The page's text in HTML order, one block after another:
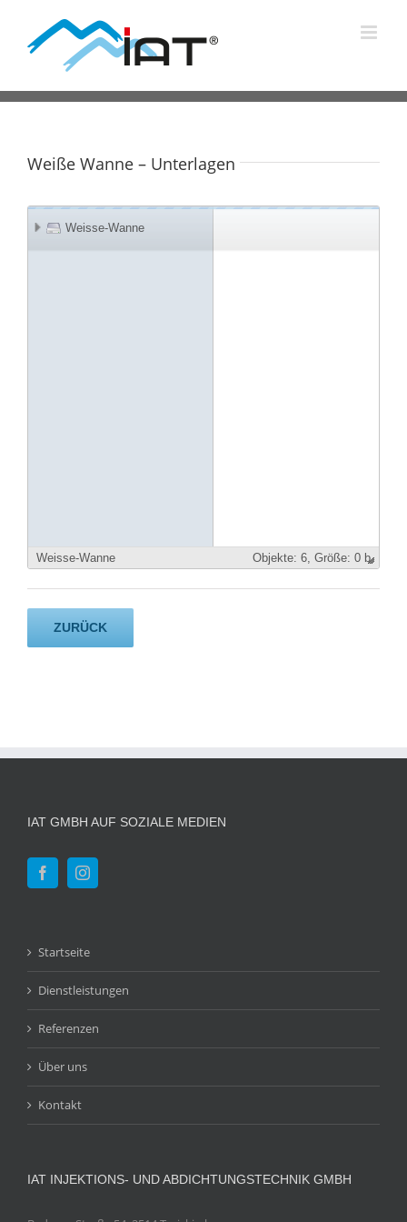
springen
Weiße Wanne – Unterlagen
Weisse-Wanne
Objekte: 6, Größe: 0 b
Weisse-Wanne
ZURÜCK
IAT GMBH AUF SOZIALE MEDIEN
Startseite
Dienstleistungen
Referenzen
Über uns
Kontakt
IAT INJEKTIONS- UND ABDICHTUNGSTECHNIK GMBH